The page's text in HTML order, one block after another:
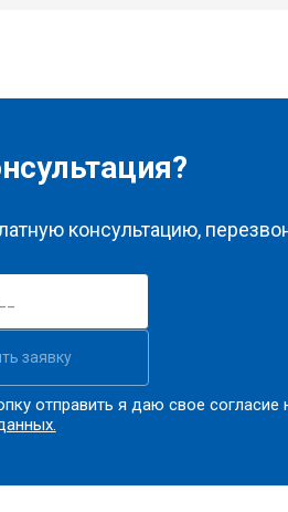
консультацию,
заявку
отправить я даю свое согласие